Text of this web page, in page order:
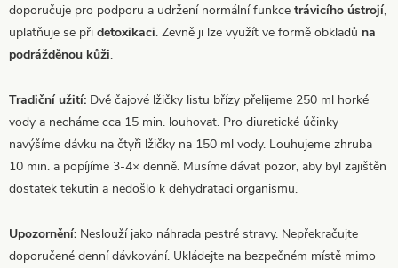
doporučuje pro podporu a udržení normální funkce trávicího ústrojí,
uplatňuje se při detoxikaci. Zevně ji lze využít ve formě obkladů na
podrážděnou kůži.
Tradiční užití: Dvě čajové lžičky listu břízy přelijeme 250 ml horké
vody a necháme cca 15 min. louhovat. Pro diuretické účinky
navýšíme dávku na čtyři lžičky na 150 ml vody. Louhujeme zhruba
10 min. a popíjíme 3-4× denně. Musíme dávat pozor, aby byl zajištěn
dostatek tekutin a nedošlo k dehydrataci organismu.
Upozornění: Neslouží jako náhrada pestré stravy. Nepřekračujte
doporučené denní dávkování. Ukládejte na bezpečném místě mimo